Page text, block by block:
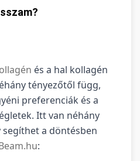
és a hal kollagén
tényezőtől függ,
preferenciák és a
Itt van néhány
a döntésben
: